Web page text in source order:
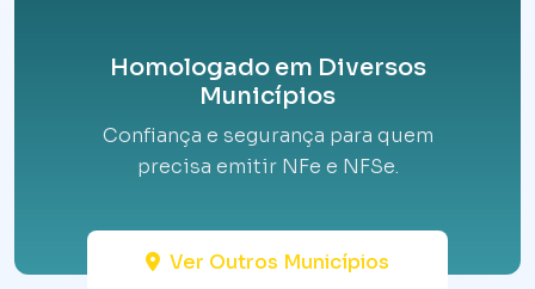
Homologado em Diversos
Municípios
Confiança e segurança para quem
precisa emitir NFe e NFSe.
Ver Outros Municípios